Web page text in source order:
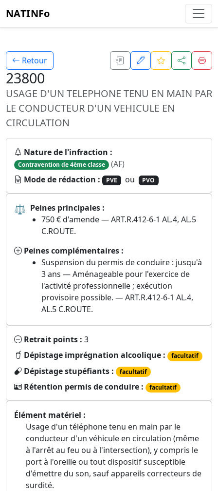
NATINFo
Retour
23800
USAGE D'UN TELEPHONE TENU EN MAIN PAR
LE CONDUCTEUR D'UN VEHICULE EN
CIRCULATION
Nature de l'infraction :
Contravention de 4ème classe (AF)
Mode de rédaction :
PVE ou PVO
⚖ Peines principales :
750 € d'amende — ART.R.412-6-1 AL.4, AL.5
C.ROUTE.
Peines complémentaires :
Suspension du permis de conduire : jusqu'à
3 ans — Aménageable pour l'exercice de
l'activité professionnelle ; exécution
provisoire possible. — ART.R.412-6-1 AL.4,
AL.5 C.ROUTE.
Retrait points : 3
Dépistage imprégnation alcoolique :
facultatif
Dépistage stupéfiants : facultatif
Rétention permis de conduire : facultatif
Élément matériel :
Usage d'un téléphone tenu en main par le
conducteur d'un véhicule en circulation (même
à l'arrêt au feu ou à l'intersection), y compris le
port à l'oreille ou tout dispositif susceptible
d'émettre du son, sauf appareils correcteurs de
surdité.